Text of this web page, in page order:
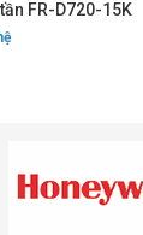
FR-D720-15K